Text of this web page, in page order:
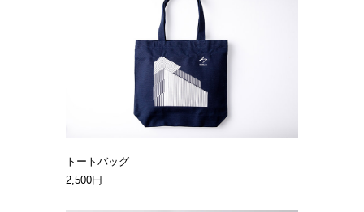
トートバッグ
2,500円